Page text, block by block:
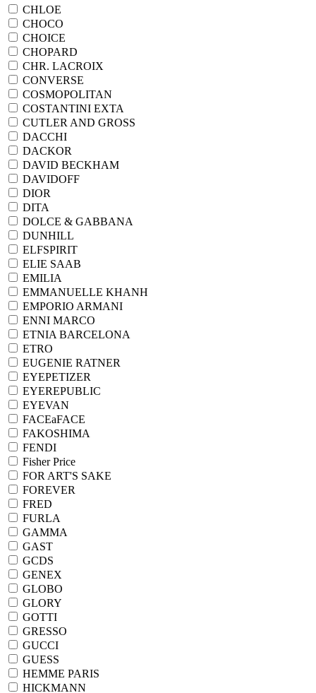
CHLOE
CHOCO
CHOICE
CHOPARD
CHR. LACROIX
CONVERSE
COSMOPOLITAN
COSTANTINI EXTA
CUTLER AND GROSS
DACCHI
DACKOR
DAVID BECKHAM
DAVIDOFF
DIOR
DITA
DOLCE & GABBANA
DUNHILL
ELFSPIRIT
ELIE SAAB
EMILIA
EMMANUELLE KHANH
EMPORIO ARMANI
ENNI MARCO
ETNIA BARCELONA
ETRO
EUGENIE RATNER
EYEPETIZER
EYEREPUBLIC
EYEVAN
FACEaFACE
FAKOSHIMA
FENDI
Fisher Price
FOR ART'S SAKE
FOREVER
FRED
FURLA
GAMMA
GAST
GCDS
GENEX
GLOBO
GLORY
GOTTI
GRESSO
GUCCI
GUESS
HEMME PARIS
HICKMANN